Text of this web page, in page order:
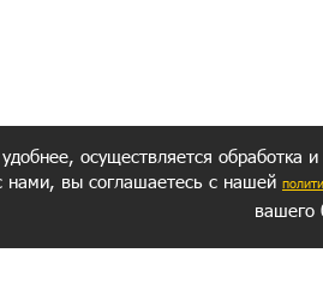
осуществляется обработка
нами, вы соглашаетесь с нашей
вашего